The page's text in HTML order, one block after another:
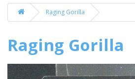
Raging Gorilla
Raging Gorilla